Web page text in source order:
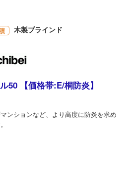
木製ブラインド
50 【価格帯:E/桐防炎】
ンションなど、より高度に防炎を求め